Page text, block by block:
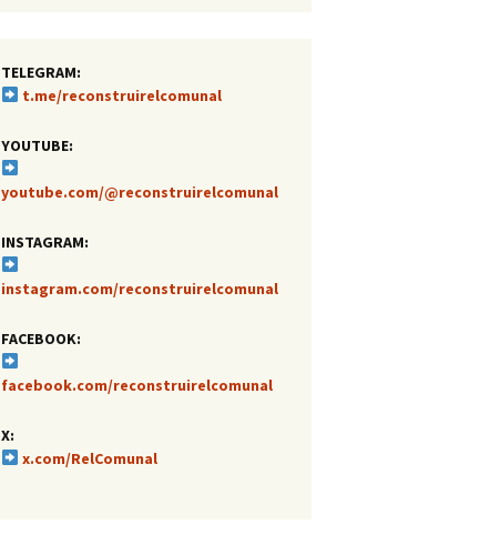
TELEGRAM:
t.me/reconstruirelcomunal
YOUTUBE:
youtube.com/@reconstruirelcomunal
INSTAGRAM:
instagram.com/reconstruirelcomunal
FACEBOOK:
facebook.com/reconstruirelcomunal
X:
x.com/RelComunal